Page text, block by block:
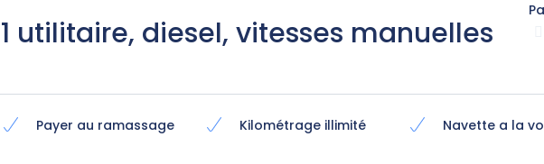
utilitaire, diesel, vitesses manuelles
Payer au ramassage Kilométrage illimité Navette a la